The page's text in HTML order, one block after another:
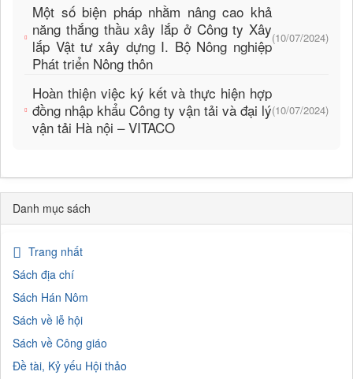
Một số biện pháp nhằm nâng cao khả
năng thắng thầu xây lắp ở Công ty Xây
lắp Vật tư xây dựng I. Bộ Nông nghiệp
Phát triển Nông thôn
(10/07/2024)
Hoàn thiện việc ký kết và thực hiện hợp
đồng nhập khẩu Công ty vận tải và đại lý
vận tải Hà nội – VITACO
(10/07/2024)
Danh mục sách
Trang nhất
Sách địa chí
Sách Hán Nôm
Sách về lễ hội
Sách về Công giáo
Đề tài, Kỷ yếu Hội thảo